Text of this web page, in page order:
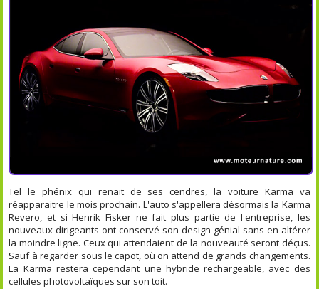
Tel le phénix qui renait de ses cendres, la voiture Karma va
réapparaitre le mois prochain. L'auto s'appellera désormais la Karma
Revero, et si Henrik Fisker ne fait plus partie de l'entreprise, les
nouveaux dirigeants ont conservé son design génial sans en altérer
la moindre ligne. Ceux qui attendaient de la nouveauté seront déçus.
Sauf à regarder sous le capot, où on attend de grands changements.
La Karma restera cependant une hybride rechargeable, avec des
cellules photovoltaïques sur son toit.